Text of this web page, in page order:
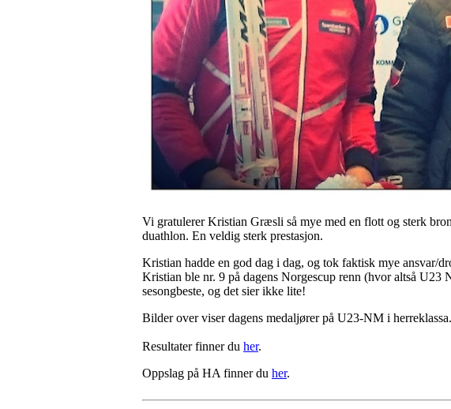
Vi gratulerer Kristian Græsli så mye med en flott og sterk
duathlon. En veldig sterk prestasjon.
Kristian hadde en god dag i dag, og tok faktisk mye ansvar/
Kristian ble nr. 9 på dagens Norgescup renn (hvor altså
sesongbeste, og det sier ikke lite!
Bilder over viser dagens medaljører på U23-NM i
Resultater finner du her.
Oppslag på HA finner du her.